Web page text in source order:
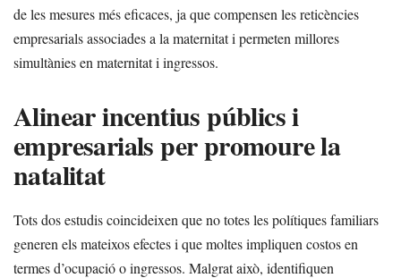
de les mesures més eficaces, ja que compensen les reticències
empresarials associades a la maternitat i permeten millores
simultànies en maternitat i ingressos.
Alinear incentius públics i
empresarials per promoure la
natalitat
Tots dos estudis coincideixen que no totes les polítiques familiars
generen els mateixos efectes i que moltes impliquen costos en
termes d’ocupació o ingressos. Malgrat això, identifiquen